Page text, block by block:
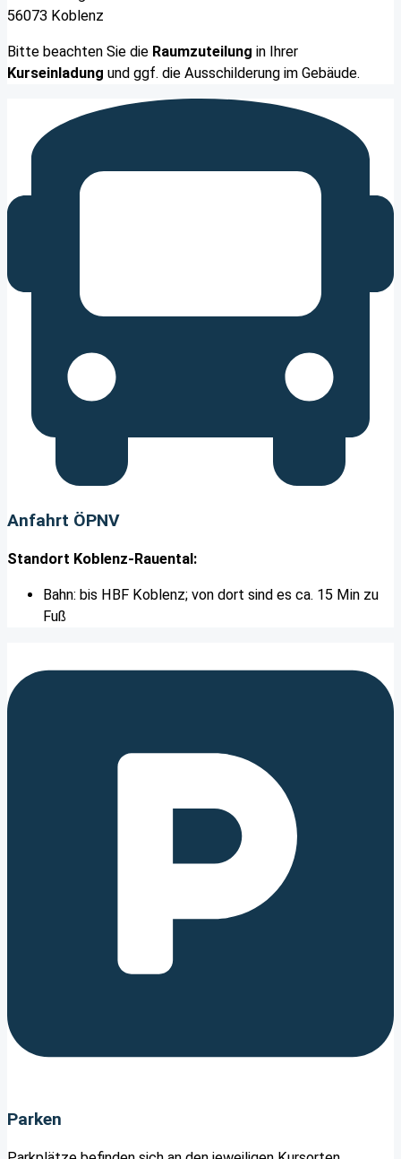
56073 Koblenz
Bitte beachten Sie die Raumzuteilung in Ihrer
Kurseinladung und ggf. die Ausschilderung im Gebäude.
Anfahrt ÖPNV
Standort Koblenz-Rauental:
Bahn: bis HBF Koblenz; von dort sind es ca. 15 Min zu
Fuß
Parken